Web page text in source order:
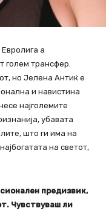
а
голем трансфер.
но Јелена Антиќ е
и навистина
најголемите
убавата
што ги има на
на светот,
предизвик,
Чувствуваш ли